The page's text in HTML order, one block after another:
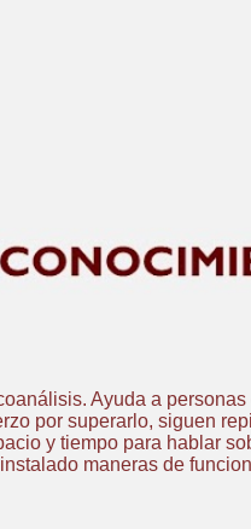
Ayuda a
por superarlo, siguen
y tiempo para hablar
maneras de